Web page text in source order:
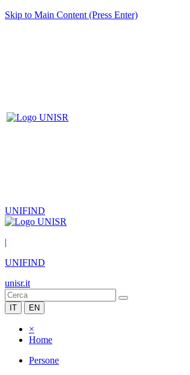
Skip to Main Content (Press Enter)
UNIFIND
|
UNIFIND
unisr.it
IT EN
×
Home
Persone